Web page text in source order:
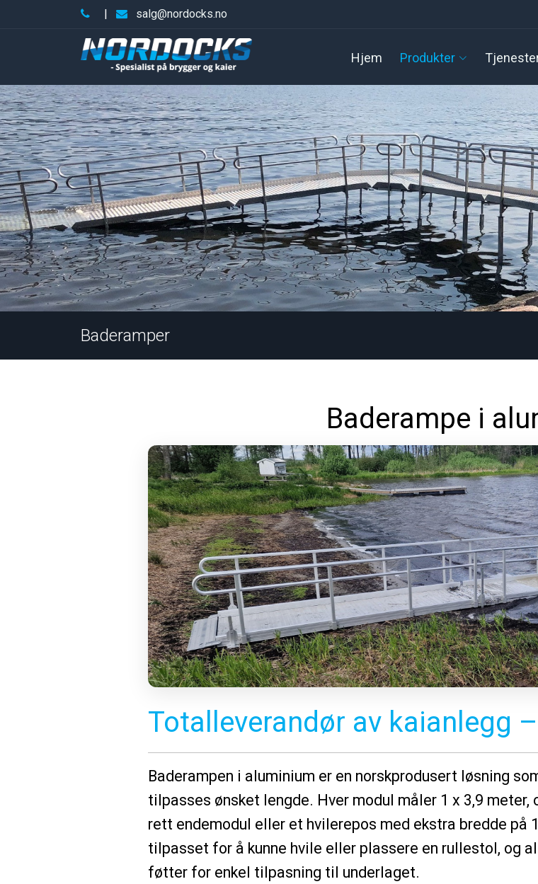
| salg@nordocks.no
Hjem Produkter
Baderamper
Baderampe i
Totalleverandør av kaianlegg
Baderampen i aluminium er en norskprodusert løsning
tilpasses ønsket lengde. Hver modul måler 1 x 3,9 meter,
rett endemodul eller et hvilerepos med ekstra bredde på
tilpasset for å kunne hvile eller plassere en rullestol, og
føtter for enkel tilpasning til underlaget.